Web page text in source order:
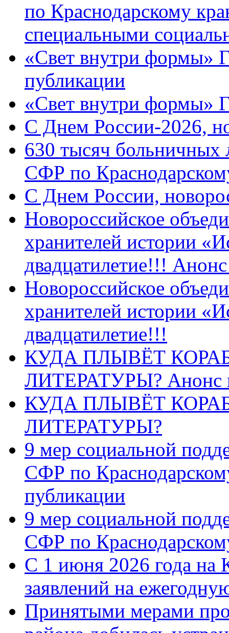
по Краснодарскому
специальными
«Свет внутри формы»
публикации
«Свет внутри формы»
C Днем России-2026,
630 тысяч больничных
СФР по
C Днем России,
Новороссийское
хранителей истории
двадцатилетие!!!
Новороссийское
хранителей истории
двадцатилетие!!!
КУДА ПЛЫВЁТ
ЛИТЕРАТУРЫ? Анонс
КУДА ПЛЫВЁТ
ЛИТЕРАТУРЫ?
9 мер социальной
СФР по
публикации
9 мер социальной
СФР по
С 1 июня 2026 года на
заявлений на
Принятыми мерами